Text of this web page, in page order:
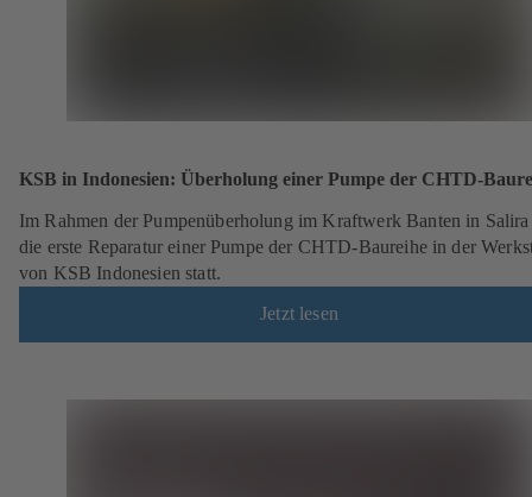
KSB in Indonesien: Überholung einer Pumpe der CHTD-
Im Rahmen der Pumpenüberholung im Kraftwerk Banten in
die erste Reparatur einer Pumpe der CHTD-Baureihe in der
von KSB Indonesien statt.
Jetzt lesen